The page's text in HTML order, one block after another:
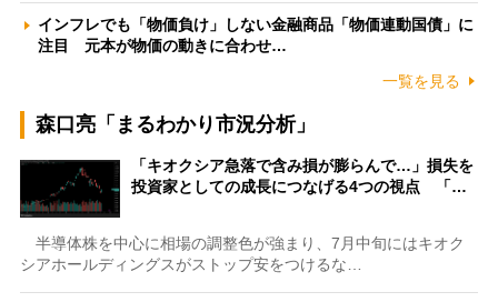
インフレでも「物価負け」しない金融商品「物価連動国債」に
注目 元本が物価の動きに合わせ…
一覧を見る
森口亮「まるわかり市況分析」
「キオクシア急落で含み損が膨らんで…」損失を
投資家としての成長につなげる4つの視点 「…
半導体株を中心に相場の調整色が強まり、7月中旬にはキオク
シアホールディングスがストップ安をつけるな…